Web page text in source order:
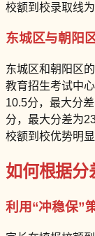
校额到校录取线
东城区与朝阳
东城区和朝阳区
教育招生考试中
10.5分，最大分
分，最大分差为
校额到校优势明
如何根据分
利用“冲稳保”